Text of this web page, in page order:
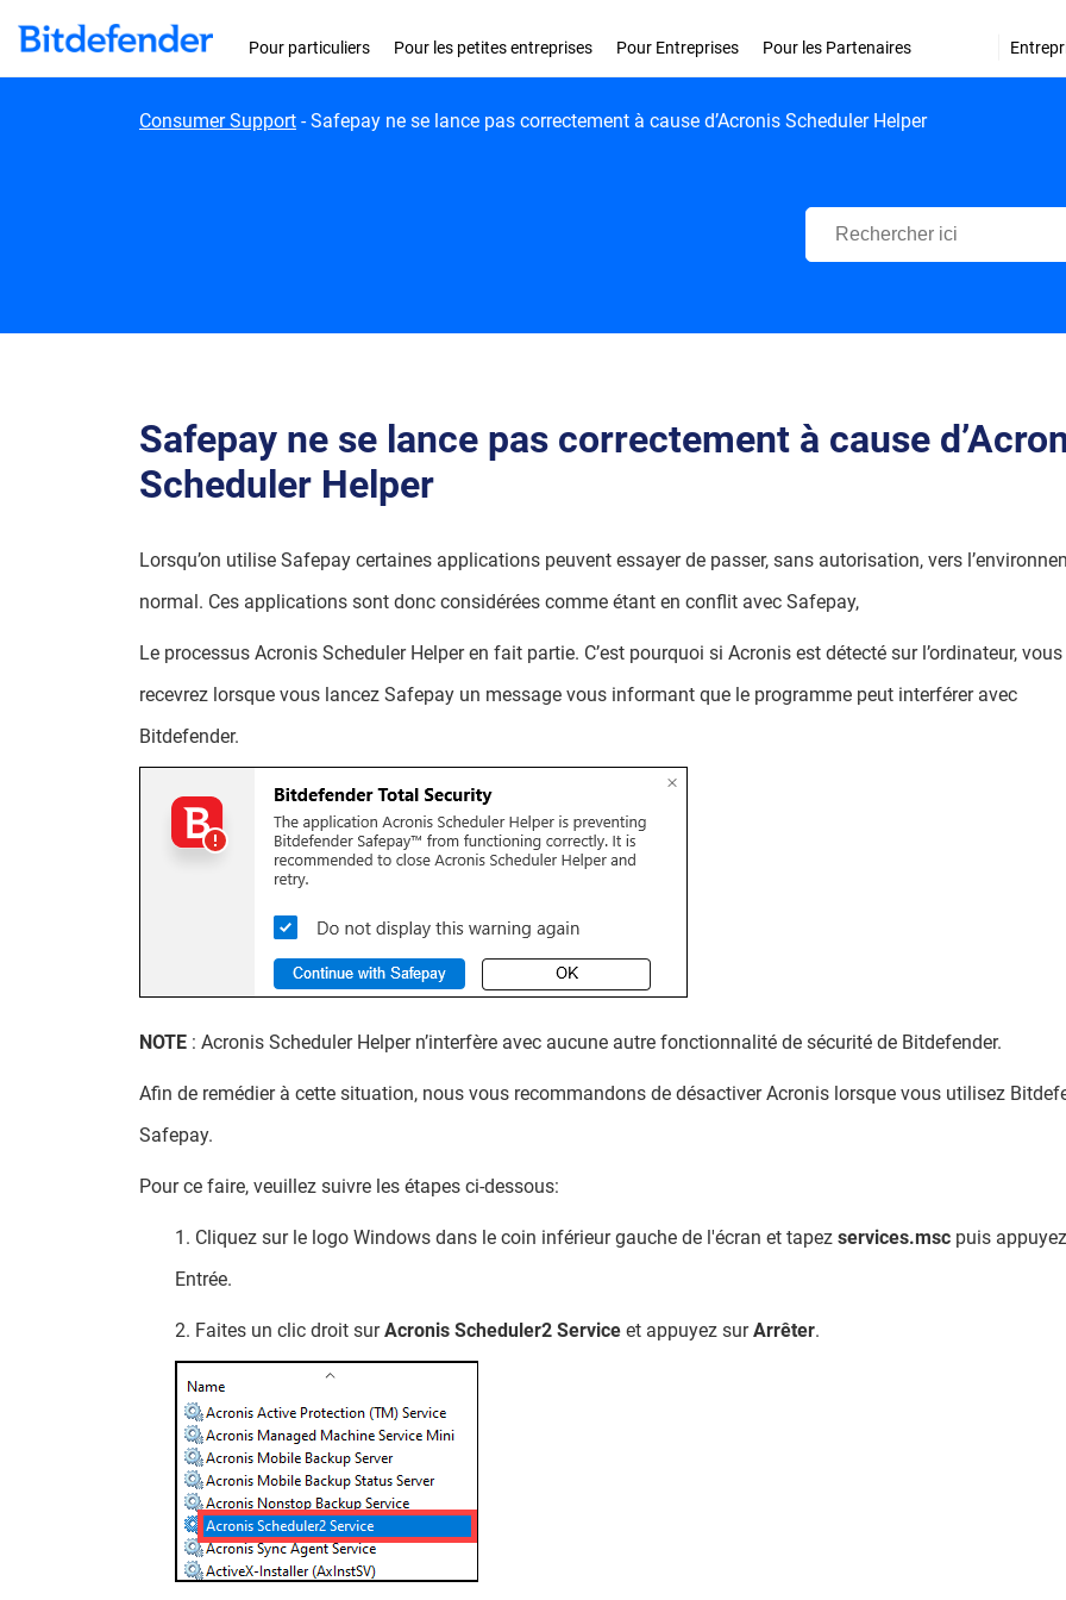
Skip to content
Pour particuliers Pour les petites entreprises Pour Entreprises Pour les Partenaires
Consumer Support -Safepay ne se lance pas correctement à cause d’Acronis Scheduler Helper
Centre d'Assistance Bitdefender
Safepay ne se lance pas correctement à cause
Scheduler Helper
Lorsqu’on utilise Safepay certaines applications peuvent essayer de passer, sans autorisation, vers
normal. Ces applications sont donc considérées comme étant en conflit avec Safepay,
Le processus Acronis Scheduler Helper en fait partie. C’est pourquoi si Acronis est détecté sur l’ordinateur, vous
recevrez lorsque vous lancez Safepay un message vous informant que le programme peut interférer avec
Bitdefender.
NOTE : Acronis Scheduler Helper n’interfère avec aucune autre fonctionnalité de sécurité de Bitdefender.
Afin de remédier à cette situation, nous vous recommandons de désactiver Acronis lorsque vous utilisez
Safepay.
Pour ce faire, veuillez suivre les étapes ci-dessous:
1. Cliquez sur le logo Windows dans le coin inférieur gauche de l'écran et tapez services.msc puis
Entrée.
2. Faites un clic droit surAcronis Scheduler2 Service et appuyez surArrêter.